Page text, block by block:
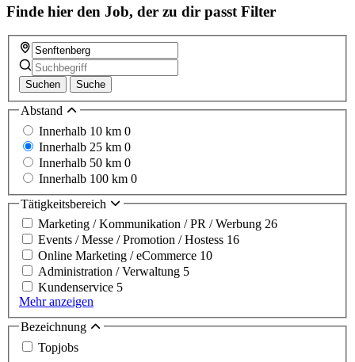
Finde hier den Job, der zu dir passt Filter
Suchen Suche
Abstand
Innerhalb 10 km 0
Innerhalb 25 km 0
Innerhalb 50 km 0
Innerhalb 100 km 0
Tätigkeitsbereich
Marketing / Kommunikation / PR / Werbung 26
Events / Messe / Promotion / Hostess 16
Online Marketing / eCommerce 10
Administration / Verwaltung 5
Kundenservice 5
Mehr anzeigen
Bezeichnung
Topjobs